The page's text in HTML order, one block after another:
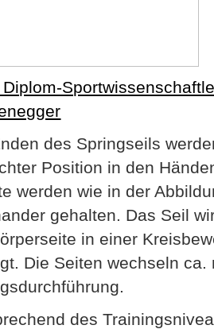
Diplom-
des Springseils
Position in den
werden wie in der
gehalten. Das Seil
in einer
Die Seiten wechseln
des